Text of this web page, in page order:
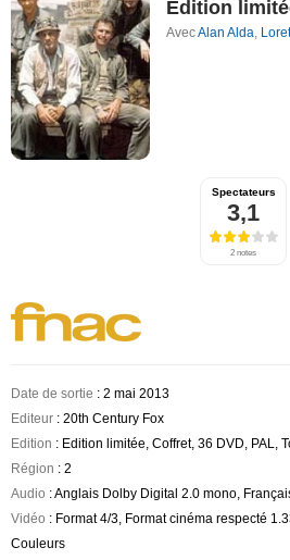
Edition
AvecAlan Alda,
Spectateurs
3,1
2 notes
Date de sortie : 2 mai 2013
Editeur : 20th Century Fox
Edition : Edition limitée, Coffret, 36 DVD, PAL,
Région : 2
Audio : Anglais Dolby Digital 2.0 mono,
Vidéo : Format 4/3, Format cinéma respecté
Couleurs